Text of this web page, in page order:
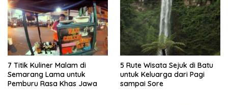
7 Titik Kuliner Malam di
Semarang Lama untuk
Pemburu Rasa Khas Jawa
5 Rute Wisata Sejuk di Batu
untuk Keluarga dari Pagi
sampai Sore